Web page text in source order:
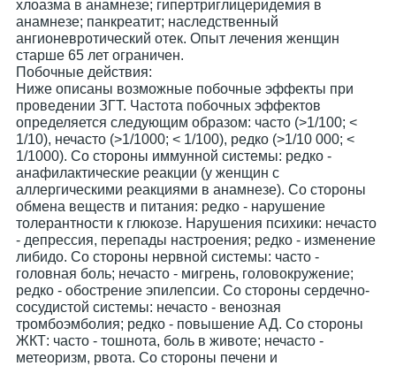
хлоазма в анамнезе; гипертриглицеридемия в
анамнезе; панкреатит; наследственный
ангионевротический отек. Опыт лечения женщин
старше 65 лет ограничен.
Побочные действия:
Ниже описаны возможные побочные эффекты при
проведении ЗГТ. Частота побочных эффектов
определяется следующим образом: часто (>1/100; <
1/10), нечасто (>1/1000; < 1/100), редко (>1/10 000; <
1/1000). Со стороны иммунной системы: редко -
анафилактические реакции (у женщин с
аллергическими реакциями в анамнезе). Со стороны
обмена веществ и питания: редко - нарушение
толерантности к глюкозе. Нарушения психики: нечасто
- депрессия, перепады настроения; редко - изменение
либидо. Со стороны нервной системы: часто -
головная боль; нечасто - мигрень, головокружение;
редко - обострение эпилепсии. Со стороны сердечно-
сосудистой системы: нечасто - венозная
тромбоэмболия; редко - повышение АД. Со стороны
ЖКТ: часто - тошнота, боль в животе; нечасто -
метеоризм, рвота. Со стороны печени и